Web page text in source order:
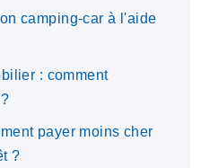
camping-car à l'aide
: comment
payer moins cher
?